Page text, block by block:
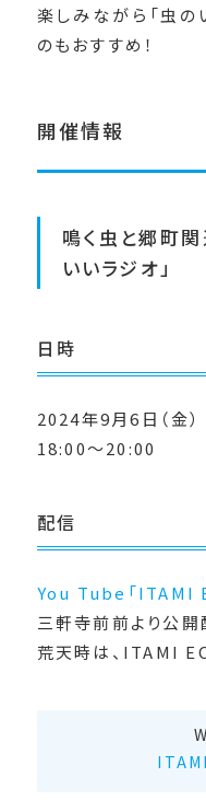
楽しみながら「虫の
のもおすすめ！
開催情報
鳴く虫と郷町関
いいラジオ」
日時
2024年9月6日（金）
18:00～20:00
配信
You Tube「ITAMI
三軒寺前前より公開
荒天時は、ITAMI